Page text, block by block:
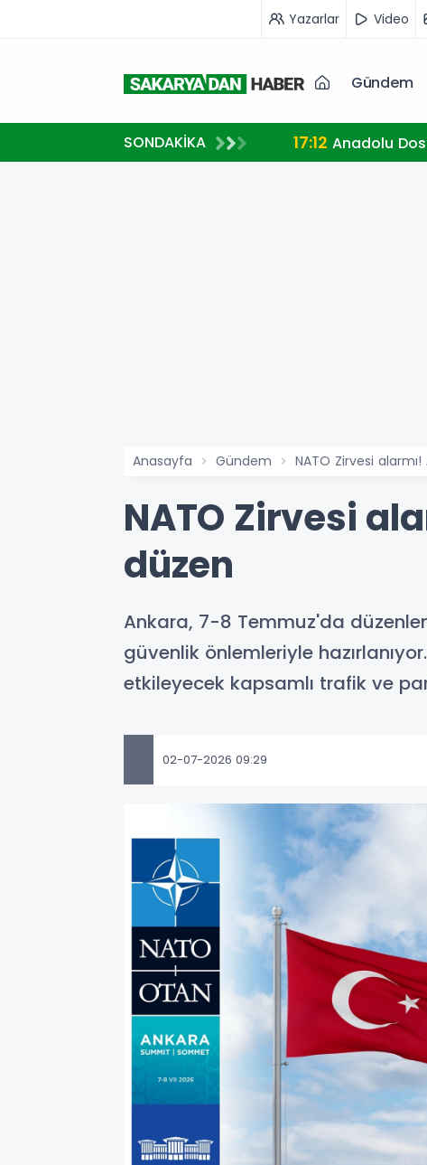
Yazarlar Video
Gündem
SONDAKİKA 17:12 Anadolu
Anasayfa Gündem NATO Zirvesi
NATO Zirvesi
düzen
Ankara, 7-8 Temmuz'da
güvenlik önlemleriyle
etkileyecek kapsamlı trafik ve
02-07-2026 09:29